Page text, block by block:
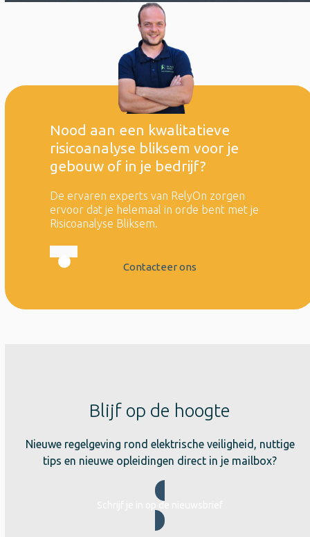
Nood aan een kwalitatieve
risicoanalyse bliksem voor je
gebouw of in je bedrijf?
De ervaren experts van RelyOn zorgen
ervoor dat je helemaal in orde bent met je
Risicoanalyse Bliksem.
Contacteer ons
Blijf op de hoogte
Nieuwe regelgeving rond elektrische veiligheid, nuttige
tips en nieuwe opleidingen direct in je mailbox?